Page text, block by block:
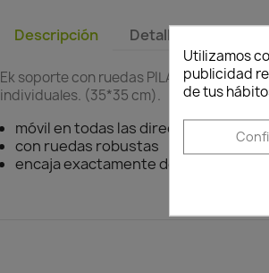
Descripción Detalles del
Ek soporte con ruedas PILA es flexible y
individuales. (35*35 cm).
móvil en todas las direcciones
con ruedas robustas
encaja exactamente debajo de los
Utilizamos
publicidad
de tus